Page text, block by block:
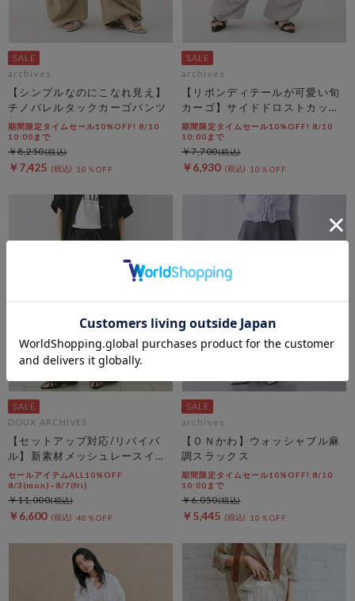
archives
【シンプルなのにこなれ見え】
チノバレルタックカーゴパンツ
期間限定タイムセール10%OFF! 8/10
10:00まで
￥7,425 10％OFF
￥8,250
archives
【リボンディテールが可愛い旬
カーゴ】サイドドロストカット
リボンカーゴＰＴ
期間限定タイムセール10%OFF! 8/10
10:00まで
￥6,930 10％OFF
￥7,700
DOUX ARCHIVES
【セットアップ対応/リバイバ
ル】新素材メッシュレースイー
ジーパンツ
セールアイテムALL10%OFF
8/3(mon)~8/7(fri)
￥6,600 40％OFF
￥11,000
archives
【ＯＮかわ】ウォッシャブル麻
調スラックス
期間限定タイムセール10%OFF! 8/10
10:00まで
￥5,445 10％OFF
￥6,050